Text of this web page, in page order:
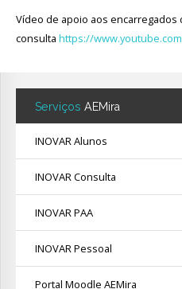
Vídeo de apoio aos encarregados
consulta https://www.youtube.
Serviços AEMira
INOVAR Alunos
INOVAR Consulta
INOVAR PAA
INOVAR Pessoal
Portal Moodle AEMira